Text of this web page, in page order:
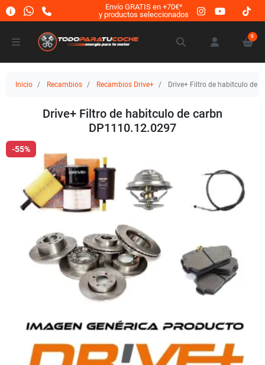
Envío GRATIS en +70€*
y productos seleccionados
0
Inicio Recambios Recambios Drive+ Drive+ Filtro de habitculo de
Drive+ Filtro de habitculo de carbn
DP1110.12.0297
-55%